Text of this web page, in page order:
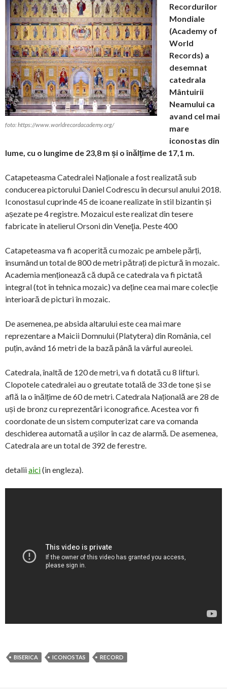
foto: https://www.worldrecordacademy.org/
Recordurilor
Mondiale
(Academy of
World
Records) a
desemnat
catedrala
Mântuirii
Neamului ca
avand cel mai
mare
iconostas din
lume, cu o lungime de 23,8 m și o înălțime de 17,1 m.
Catapeteasma Catedralei Naționale a fost realizată sub
conducerea pictorului Daniel Codrescu în decursul anului 2018.
Iconostasul cuprinde 45 de icoane realizate în stil bizantin și
așezate pe 4 registre. Mozaicul este realizat din tesere
fabricate în atelierul Orsoni din Veneţia. Peste 400
Catapeteasma va fi acoperită cu mozaic pe ambele părți,
însumând un total de 800 de metri pătrați de pictură în mozaic.
Academia menționează că după ce catedrala va fi pictată
integral (tot în tehnica mozaic) va deține cea mai mare colecție
interioară de picturi în mozaic.
De asemenea, pe absida altarului este cea mai mare
reprezentare a Maicii Domnului (Platytera) din România, cel
puțin, având 16 metri de la bază până la vârful aureolei.
Catedrala, înaltă de 120 de metri, va fi dotată cu 8 lifturi.
Clopotele catedralei au o greutate totală de 33 de tone și se
află la o înălțime de 60 de metri. Catedrala Națională are 28 de
uși de bronz cu reprezentări iconografice. Acestea vor fi
coordonate de un sistem computerizat care va comanda
deschiderea automată a ușilor în caz de alarmă. De asemenea,
Catedrala are un total de 392 de ferestre.
detaliiaici(in engleza).
BISERICA ICONOSTAS RECORD